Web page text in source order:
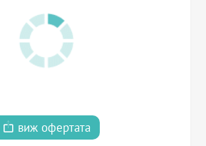
виж офертата